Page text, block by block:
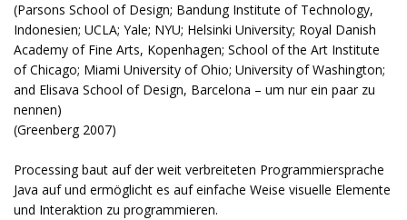
(Parsons School of Design; Bandung Institute of Technology,
Indonesien; UCLA; Yale; NYU; Helsinki University; Royal Danish
Academy of Fine Arts, Kopenhagen; School of the Art Institute
of Chicago; Miami University of Ohio; University of Washington;
and Elisava School of Design, Barcelona – um nur ein paar zu
nennen)
(Greenberg 2007)
Processing baut auf der weit verbreiteten Programmiersprache
Java auf und ermöglicht es auf einfache Weise visuelle Elemente
und Interaktion zu programmieren.